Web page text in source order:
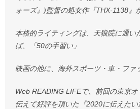
ォーズ』)監督の処女作『THX-1138』
本格的ライティングは、天狼院に通い
ば、「50の手習い」
映画の他に、海外スポーツ・車・ファ
Web READING LIFEで、前回の東京
伝えて好評を頂いた『2020に伝えた